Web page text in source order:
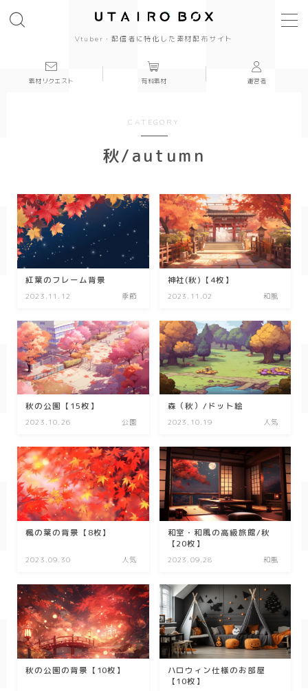
Vtuber・配信者に特化した素材配布サイト
きれい
和風
シンプル
幾何学
ダーク/ホラー
行事
お正月
バレンタイン
七夕
ハロウィン
クリスマス
季節
冬/winter
夏/summer
春/spring
秋/autumn
素材リクエスト 有料素材 運営者
CATEGORY
秋/autumn
紅葉のフレーム背景
2023.11.12 季節
神社(秋)【4枚】
2023.11.02 和風
秋の公園【15枚】
2023.10.26 公園
森（秋）/ドット絵
2023.10.19 人気
楓の葉の背景【8枚】
2023.09.30 人気
和室・和風の高級旅館/秋
【20枚】
2023.09.28 和風
秋の公園の背景【10枚】
ハロウィン仕様のお部屋
【10枚】